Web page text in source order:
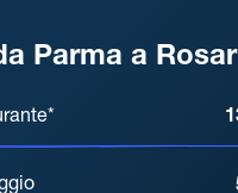
Parma a